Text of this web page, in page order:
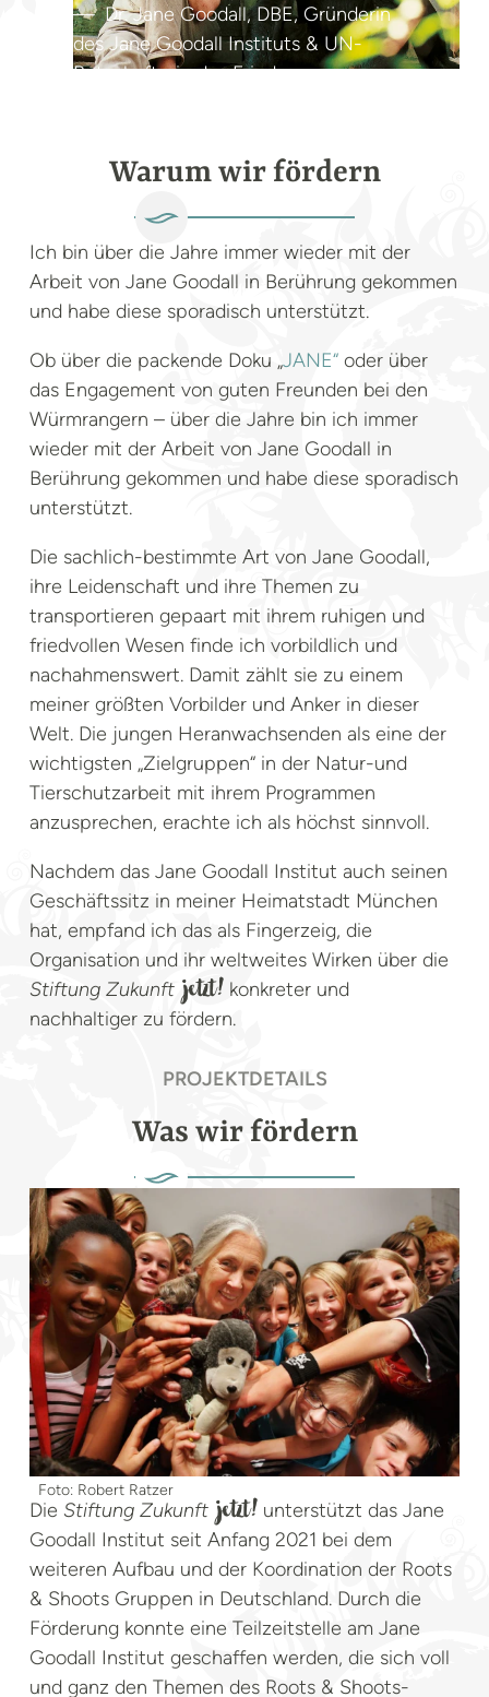
Dr. Jane Goodall, DBE, Gründerin
des Jane Goodall Instituts & UN-
Botschafterin des Friedens
Warum wir fördern
Ich bin über die Jahre immer wieder mit der
Arbeit von Jane Goodall in Berührung gekommen
und habe diese sporadisch unterstützt.
Ob über die packende Doku „JANE“ oder über
das Engagement von guten Freunden bei den
Würmrangern – über die Jahre bin ich immer
wieder mit der Arbeit von Jane Goodall in
Berührung gekommen und habe diese sporadisch
unterstützt.
Die sachlich-bestimmte Art von Jane Goodall,
ihre Leidenschaft und ihre Themen zu
transportieren gepaart mit ihrem ruhigen und
friedvollen Wesen finde ich vorbildlich und
nachahmenswert. Damit zählt sie zu einem
meiner größten Vorbilder und Anker in dieser
Welt. Die jungen Heranwachsenden als eine der
wichtigsten „Zielgruppen“ in der Natur-und
Tierschutzarbeit mit ihrem Programmen
anzusprechen, erachte ich als höchst sinnvoll.
Nachdem das Jane Goodall Institut auch seinen
Geschäftssitz in meiner Heimatstadt München
hat, empfand ich das als Fingerzeig, die
Organisation und ihr weltweites Wirken über die
Stiftung Zukunft jetzt! konkreter und
nachhaltiger zu fördern.
PROJEKTDETAILS
Was wir fördern
Foto: Robert Ratzer
Die Stiftung Zukunft jetzt! unterstützt das Jane
Goodall Institut seit Anfang 2021 bei dem
weiteren Aufbau und der Koordination der Roots
& Shoots Gruppen in Deutschland. Durch die
Förderung konnte eine Teilzeitstelle am Jane
Goodall Institut geschaffen werden, die sich voll
und ganz den Themen des Roots & Shoots-